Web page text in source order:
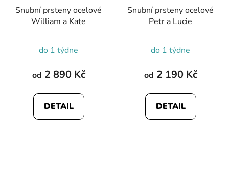
Snubní prsteny ocelové
William a Kate
do 1 týdne
od 2 890 Kč
DETAIL
Snubní prsteny ocelové
Petr a Lucie
do 1 týdne
od 2 190 Kč
DETAIL